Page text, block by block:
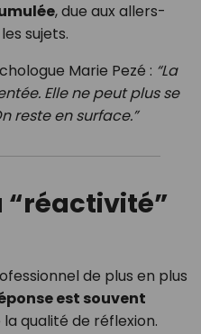
, due aux allers-
sujets.
Marie Pezé : “La
Elle ne peut plus se
reste en surface.”
“réactivité”
de plus en plus
est souvent
qualité de réflexion.